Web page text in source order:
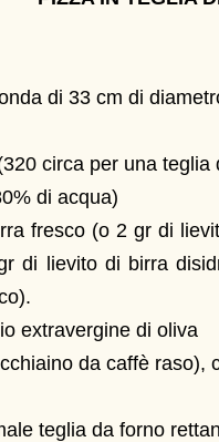
di 33 cm di
circa per una teglia
di acqua)
fresco (o 2 gr di
di lievito di birra
extravergine di oliva
da caffè raso),
teglia da forno